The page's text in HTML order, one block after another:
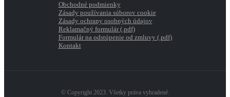
Obchodné podmienky
Zásady používania súborov cookie
Zásady ochrany osobných údajov
Reklamačný formulár (.pdf)
Formulár na odstúpenie od zmluvy (.pdf)
Kontakt
© Copyright 2023. Všetky práva vyhradené.